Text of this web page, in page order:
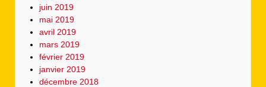
juin 2019
mai 2019
avril 2019
mars 2019
février 2019
janvier 2019
décembre 2018